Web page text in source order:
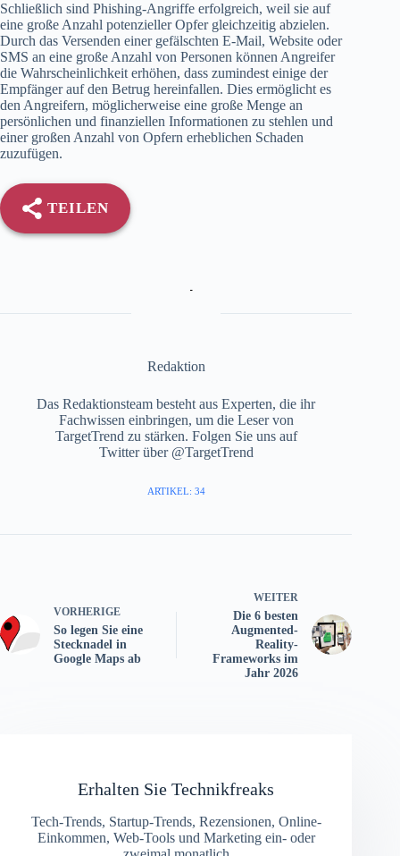
Schließlich sind Phishing-Angriffe erfolgreich, weil sie auf
eine große Anzahl potenzieller Opfer gleichzeitig abzielen.
Durch das Versenden einer gefälschten E-Mail, Website oder
SMS an eine große Anzahl von Personen können Angreifer
die Wahrscheinlichkeit erhöhen, dass zumindest einige der
Empfänger auf den Betrug hereinfallen. Dies ermöglicht es
den Angreifern, möglicherweise eine große Menge an
persönlichen und finanziellen Informationen zu stehlen und
einer großen Anzahl von Opfern erheblichen Schaden
zuzufügen.
TEILEN
Redaktion
Das Redaktionsteam besteht aus Experten, die ihr
Fachwissen einbringen, um die Leser von
TargetTrend zu stärken. Folgen Sie uns auf
Twitter über @TargetTrend
ARTIKEL: 34
VORHERIGE
So legen Sie eine
Stecknadel in
Google Maps ab
WEITER
Die 6 besten
Augmented-
Reality-
Frameworks im
Jahr 2026
Erhalten Sie Technikfreaks
Tech-Trends, Startup-Trends, Rezensionen, Online-
Einkommen, Web-Tools und Marketing ein- oder